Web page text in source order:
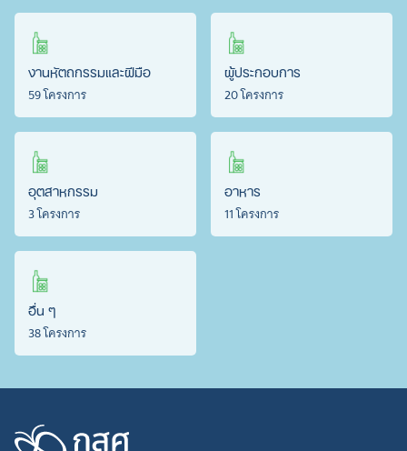
งานหัตถกรรมและฝีมือ
59 โครงการ
ผู้ประกอบการ
20 โครงการ
อุตสาหกรรม
3 โครงการ
อาหาร
11 โครงการ
อื่น ๆ
38 โครงการ